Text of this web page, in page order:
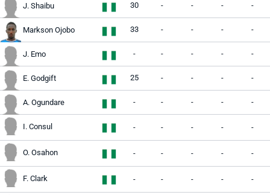
J. Shaibu 30 - - - -
Markson Ojobo 33 - - - -
J. Emo - - - - -
E. Godgift 25 - - - -
A. Ogundare - - - - -
I. Consul - - - - -
O. Osahon - - - - -
F. Clark - - - - -